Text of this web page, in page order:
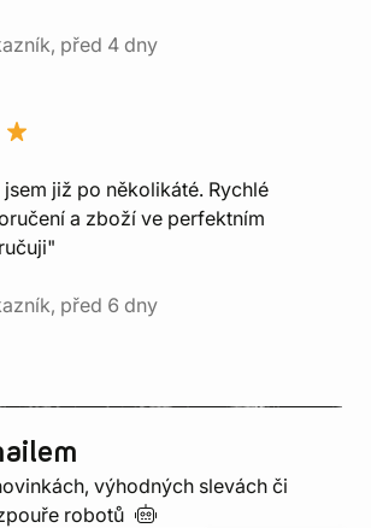
před 4 dny
již po několikáté. Rychlé
a zboží ve perfektním
před 6 dny
výhodných slevách či
robotů